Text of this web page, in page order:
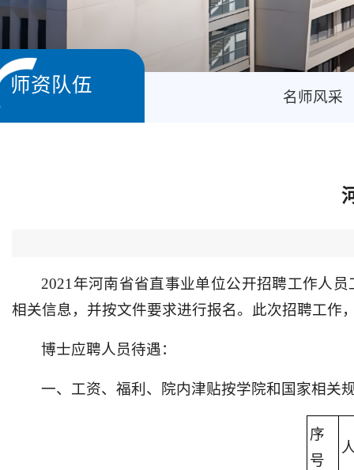
师资队伍
名师风采
2021年河南省省直事业单位公开招聘工作人员
相关信息，并按文件要求进行报名。此次招聘工作
博士应聘人员待遇：
一、工资、福利、院内津贴按学院和国家相关
序
号